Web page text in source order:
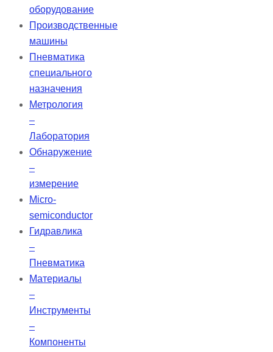
оборудование
Производственные
машины
Пневматика
специального
назначения
Метрология
–
Лаборатория
Обнаружение
–
измерение
Micro-
semiconductor
Гидравлика
–
Пневматика
Материалы
–
Инструменты
–
Компоненты